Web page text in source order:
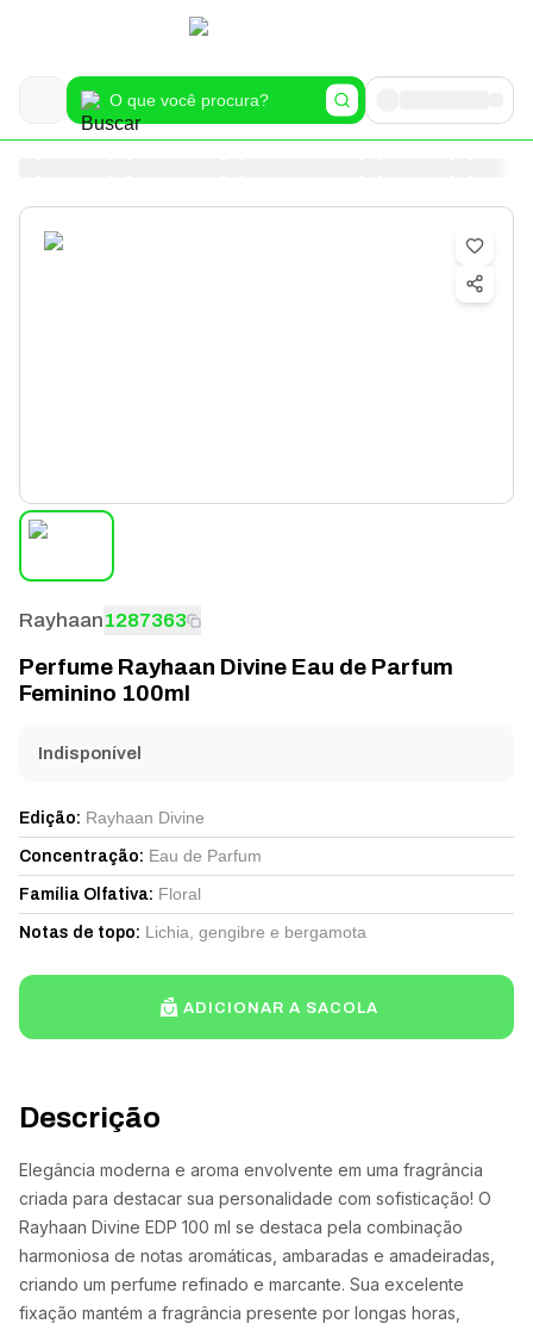
Descrição
Elegância moderna e aroma envolvente em uma fragrância
criada para destacar sua personalidade com sofisticação! O
Rayhaan Divine EDP 100 ml se destaca pela combinação
harmoniosa de notas aromáticas, ambaradas e amadeiradas,
criando um perfume refinado e marcante. Sua excelente
fixação mantém a fragrância presente por longas horas,
Rayhaan1287363
Perfume Rayhaan Divine Eau de Parfum
Feminino 100ml
Indisponível
Edição: Rayhaan Divine
Concentração: Eau de Parfum
Família Olfativa: Floral
Notas de topo: Lichia, gengibre e bergamota
ADICIONAR A SACOLA